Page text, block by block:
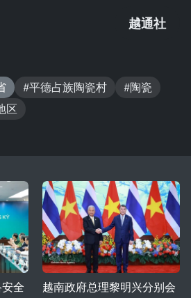
越通社
#平德占族陶瓷村
#陶瓷
区
全
越南政府总理黎明兴分别会